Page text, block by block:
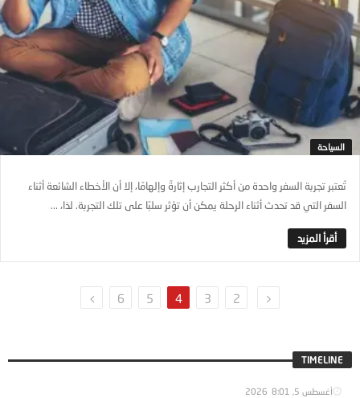
السياحة
تُعتبر تجربة السفر واحدة من أكثر التجارب إثارةً وإلهامًا، إلا أن الأخطاء الشائعة أثناء
السفر التي قد تحدث أثناء الرحلة يمكن أن تؤثر سلبًا على تلك التجربة. لذا، ...
2
3
4
5
6
TIMELINE
أغسطس 5, 2026 8:01